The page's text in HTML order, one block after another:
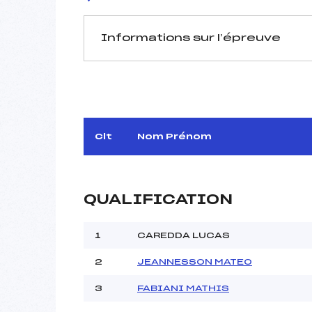
Informations sur l’épreuve
Arbitre :
Assistant :
Nombre de portes :
Traceur :
Clt Nom Prénom
QUALIFICATION
1 CAREDDA LUCAS
2 JEANNESSON MATEO
3 FABIANI MATHIS